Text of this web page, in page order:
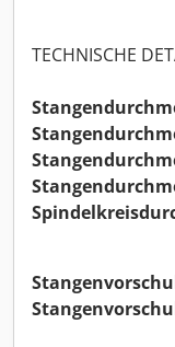
TECHNISCHE